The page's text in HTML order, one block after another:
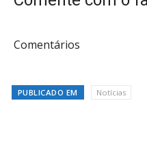
Comentários
PUBLICADO EM Notícias